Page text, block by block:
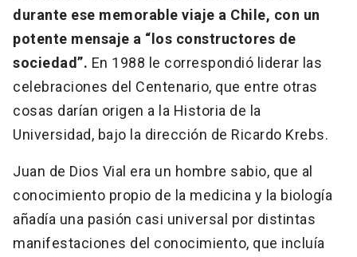
durante ese memorable viaje a Chile, con un
potente mensaje a “los constructores de
sociedad”. En 1988 le correspondió liderar las
celebraciones del Centenario, que entre otras
cosas darían origen a la Historia de la
Universidad, bajo la dirección de Ricardo Krebs.
Juan de Dios Vial era un hombre sabio, que al
conocimiento propio de la medicina y la biología
añadía una pasión casi universal por distintas
manifestaciones del conocimiento, que incluía